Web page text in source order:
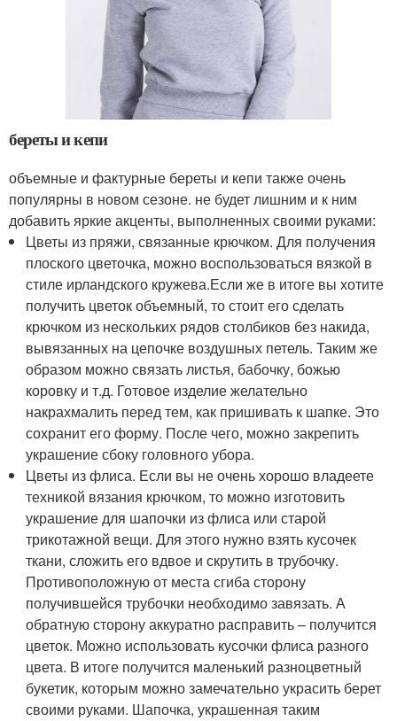
береты и кепи
объемные и фактурные береты и кепи также очень
популярны в новом сезоне. не будет лишним и к ним
добавить яркие акценты, выполненных своими руками:
Цветы из пряжи, связанные крючком. Для получения
плоского цветочка, можно воспользоваться вязкой в
стиле ирландского кружева.Если же в итоге вы хотите
получить цветок объемный, то стоит его сделать
крючком из нескольких рядов столбиков без накида,
вывязанных на цепочке воздушных петель. Таким же
образом можно связать листья, бабочку, божью
коровку и т.д. Готовое изделие желательно
накрахмалить перед тем, как пришивать к шапке. Это
сохранит его форму. После чего, можно закрепить
украшение сбоку головного убора.
Цветы из флиса. Если вы не очень хорошо владеете
техникой вязания крючком, то можно изготовить
украшение для шапочки из флиса или старой
трикотажной вещи. Для этого нужно взять кусочек
ткани, сложить его вдвое и скрутить в трубочку.
Противоположную от места сгиба сторону
получившейся трубочки необходимо завязать. А
обратную сторону аккуратно расправить – получится
цветок. Можно использовать кусочки флиса разного
цвета. В итоге получится маленький разноцветный
букетик, которым можно замечательно украсить берет
своими руками. Шапочка, украшенная таким